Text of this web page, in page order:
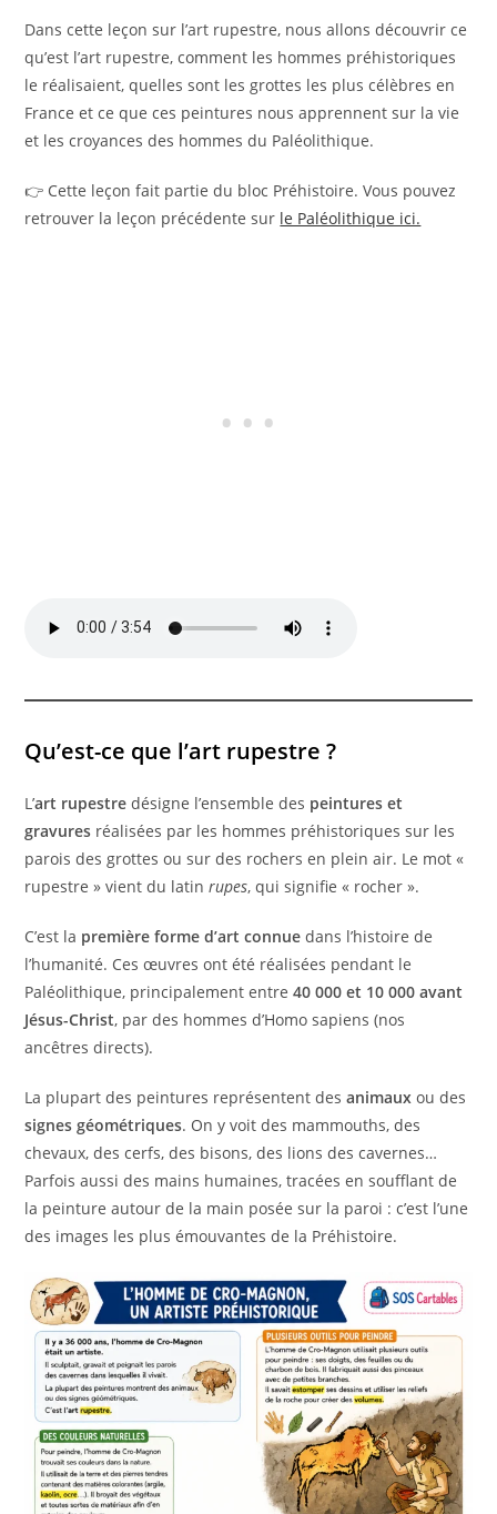
Dans cette leçon sur l’art rupestre, nous allons découvrir ce
qu’est l’art rupestre, comment les hommes préhistoriques
le réalisaient, quelles sont les grottes les plus célèbres en
France et ce que ces peintures nous apprennent sur la vie
et les croyances des hommes du Paléolithique.
👉 Cette leçon fait partie du bloc Préhistoire. Vous pouvez
retrouver la leçon précédente sur le Paléolithique ici.
Qu’est-ce que l’art rupestre ?
L’art rupestre désigne l’ensemble des peintures et
gravures réalisées par les hommes préhistoriques sur les
parois des grottes ou sur des rochers en plein air. Le mot «
rupestre » vient du latinrupes, qui signifie « rocher ».
C’est la première forme d’art connue dans l’histoire de
l’humanité. Ces œuvres ont été réalisées pendant le
Paléolithique, principalement entre40 000 et 10 000 avant
Jésus-Christ, par des hommes d’Homo sapiens (nos
ancêtres directs).
La plupart des peintures représentent desanimaux ou des
signes géométriques. On y voit des mammouths, des
chevaux, des cerfs, des bisons, des lions des cavernes…
Parfois aussi des mains humaines, tracées en soufflant de
la peinture autour de la main posée sur la paroi : c’est l’une
des images les plus émouvantes de la Préhistoire.